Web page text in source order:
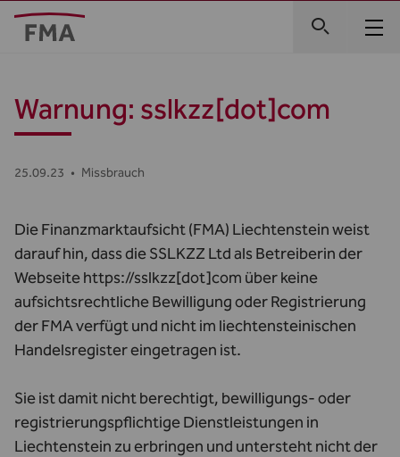
Warnung: sslkzz[dot]com
25.09.23 • Missbrauch
Die Finanzmarktaufsicht (FMA) Liechtenstein weist
darauf hin, dass die SSLKZZ Ltd als Betreiberin der
Webseite https://sslkzz[dot]com über keine
aufsichtsrechtliche Bewilligung oder Registrierung
der FMA verfügt und nicht im liechtensteinischen
Handelsregister eingetragen ist.
Sie ist damit nicht berechtigt, bewilligungs- oder
registrierungspflichtige Dienstleistungen in
Liechtenstein zu erbringen und untersteht nicht der